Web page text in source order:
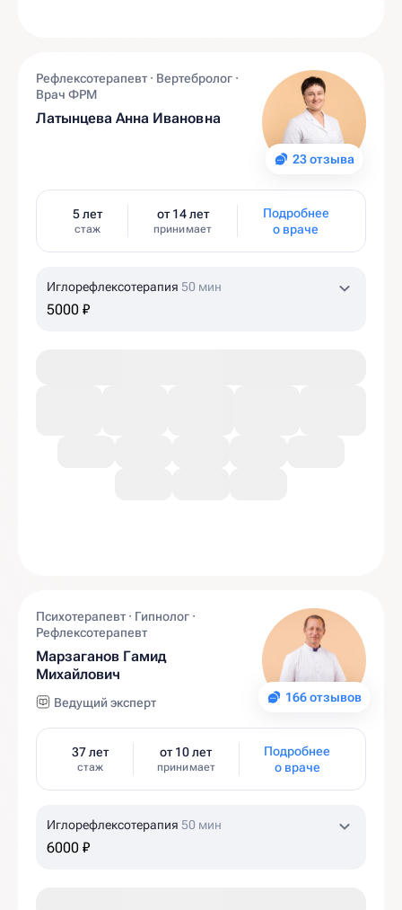
23 отзыва
Рефлексотерапевт · Вертебролог ·
Врач ФРМ
Латынцева Анна Ивановна
5 лет
стаж
от 14 лет
принимает
Подробнее
о враче
Иглорефлексотерапия 50 мин
5000 ₽
166 отзывов
Психотерапевт · Гипнолог ·
Рефлексотерапевт
Марзаганов Гамид
Михайлович
Ведущий эксперт
37 лет
стаж
от 10 лет
принимает
Подробнее
о враче
Иглорефлексотерапия 50 мин
6000 ₽